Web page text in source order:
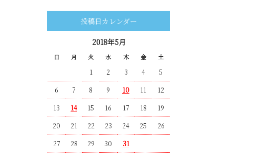
投稿日カレンダー
2018年5月
日 月 火 水 木 金 土
1 2 3 4 5
6 7 8 9 10 11 12
13 14 15 16 17 18 19
20 21 22 23 24 25 26
27 28 29 30 31